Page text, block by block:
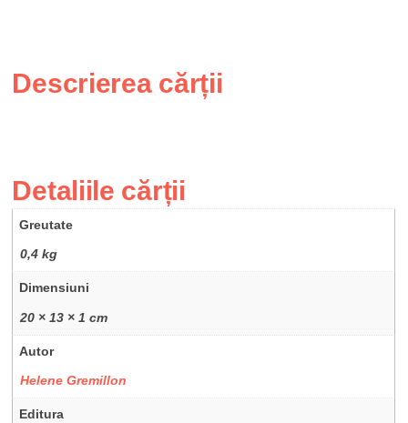
Descrierea cărții
Detaliile cărții
Greutate
0,4 kg
Dimensiuni
20 × 13 × 1 cm
Autor
Helene Gremillon
Editura